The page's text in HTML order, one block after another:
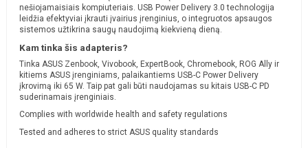
nešiojamaisiais kompiuteriais. USB Power Delivery 3.0 technologija
leidžia efektyviai įkrauti įvairius įrenginius, o integruotos apsaugos
sistemos užtikrina saugų naudojimą kiekvieną dieną.
Kam tinka šis adapteris?
Tinka ASUS Zenbook, Vivobook, ExpertBook, Chromebook, ROG Ally ir
kitiems ASUS įrenginiams, palaikantiems USB-C Power Delivery
įkrovimą iki 65 W. Taip pat gali būti naudojamas su kitais USB-C PD
suderinamais įrenginiais.
Complies with worldwide health and safety regulations
Tested and adheres to strict ASUS quality standards